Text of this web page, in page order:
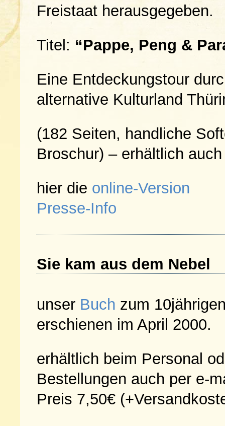
Freistaat herausgegeben.
Titel: “Pappe, Peng &
Eine Entdeckungstour
alternative Kulturland
(182 Seiten, handliche
Broschur) – erhältlich
hier die online-Version
Presse-Info
Sie kam aus dem Nebel
unser Buch zum
erschienen im April 2000.
erhältlich beim Personal
Bestellungen auch per e-
Preis 7,50€